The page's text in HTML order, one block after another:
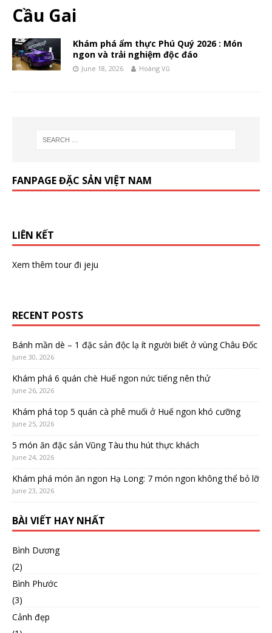
Cầu Gai
Khám phá ẩm thực Phú Quý 2026 : Món
ngon và trải nghiệm độc đáo
June 18, 2026 Hoàng Vũ
FANPAGE ĐẶC SẢN VIỆT NAM
LIÊN KẾT
Xem thêmtour đi jeju
RECENT POSTS
Bánh mần dè – 1 đặc sản độc lạ ít người biết ở vùng Châu Đốc
June 30, 2026
Khám phá 6 quán chè Huế ngon nức tiếng nên thử
June 26, 2026
Khám phá top 5 quán cà phê muối ở Huế ngon khó cưỡng
June 25, 2026
5 món ăn đặc sản Vũng Tàu thu hút thực khách
June 24, 2026
Khám phá món ăn ngon Hạ Long: 7 món ngon không thể bỏ lỡ
June 23, 2026
BÀI VIẾT HAY NHẤT
Bình Dương
(2)
Bình Phước
(3)
Cảnh đẹp